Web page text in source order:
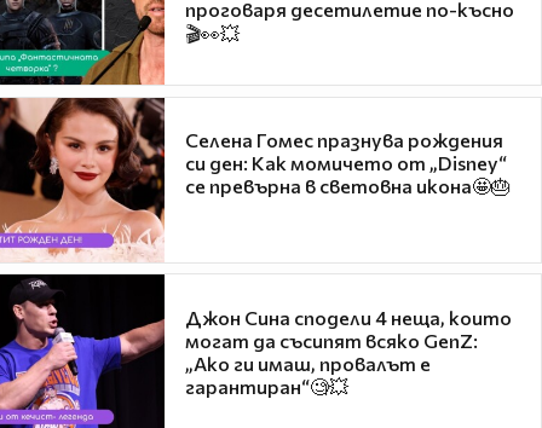
проговаря десетилетие по-късно
🎬👀💥
Селена Гомес празнува рождения
си ден: Как момичето от „Disney“
се превърна в световна икона🤩🎂
Джон Сина сподели 4 неща, които
могат да съсипят всяко GenZ:
„Ако ги имаш, провалът е
гарантиран“🧐💥